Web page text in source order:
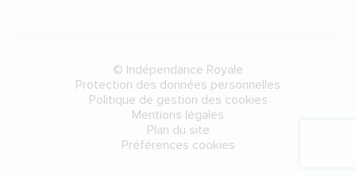
© Indépendance Royale
Protection des données personnelles
Politique de gestion des cookies
Mentions légales
Plan du site
Préférences cookies